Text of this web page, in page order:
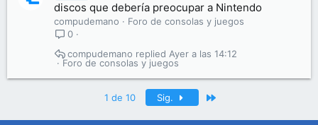
discos que debería preocupar a Nintendo
compudemano
Foro de consolas y juegos
0
Foro de consolas y juegos
Ayer a las 14:12
compudemano
1 de 10 Sig.